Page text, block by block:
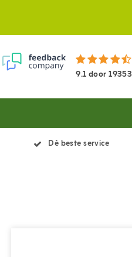
9.1door19353
Dè beste service